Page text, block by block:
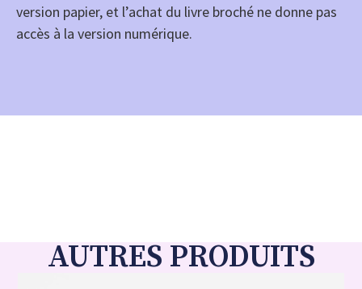
version papier, et l’achat du livre broché ne donne pas
accès à la version numérique.
AUTRES PRODUITS